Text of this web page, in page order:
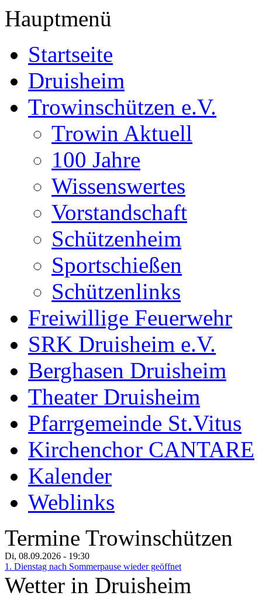
Hauptmenü
Startseite
Druisheim
Trowinschützen e.V.
Trowin Aktuell
100 Jahre
Wissenswertes
Vorstandschaft
Schützenheim
Sportschießen
Schützenlinks
Freiwillige Feuerwehr
SRK Druisheim e.V.
Berghasen Druisheim
Theater Druisheim
Pfarrgemeinde St.Vitus
Kirchenchor CANTARE
Kalender
Weblinks
Termine Trowinschützen
Di, 08.09.2026 - 19:30
1. Dienstag nach Sommerpause wieder geöffnet
Wetter in Druisheim